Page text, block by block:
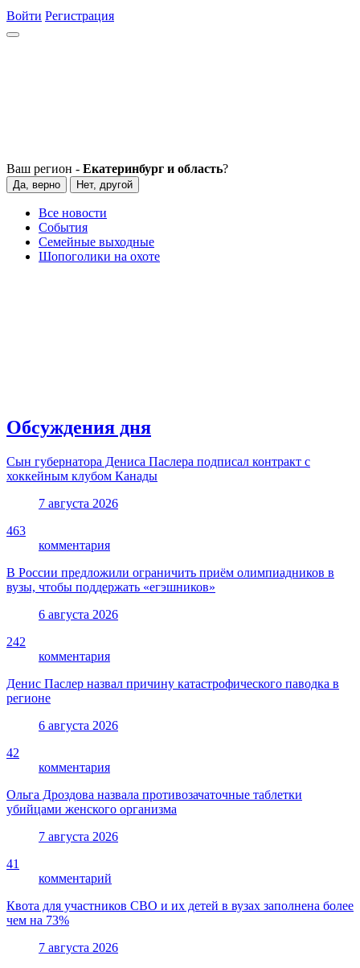
Войти Регистрация
Ваш регион - Екатеринбург и область?
Да, верно Нет, другой
Все новости
События
Семейные выходные
Шопоголики на охоте
Обсуждения дня
Сын губернатора Дениса Паслера подписал контракт с
хоккейным клубом Канады
7 августа 2026
463
комментария
В России предложили ограничить приём олимпиадников в
вузы, чтобы поддержать «егэшников»
6 августа 2026
242
комментария
Денис Паслер назвал причину катастрофического паводка в
регионе
6 августа 2026
42
комментария
Ольга Дроздова назвала противозачаточные таблетки
убийцами женского организма
7 августа 2026
41
комментарий
Квота для участников СВО и их детей в вузах заполнена более
чем на 73%
7 августа 2026